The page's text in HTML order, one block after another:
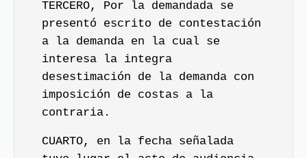
TERCERO, Por la demandada se
presentó escrito de contestación
a la demanda en la cual se
interesa la integra
desestimación de la demanda con
imposición de costas a la
contraria.
CUARTO, en la fecha señalada